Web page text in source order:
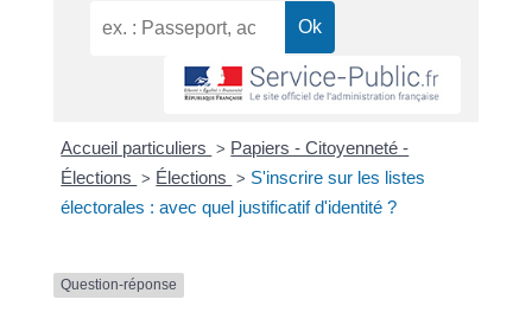
Accueil particuliers > Papiers - Citoyenneté -
Élections > Élections > S'inscrire sur les listes
électorales : avec quel justificatif d'identité ?
Question-réponse